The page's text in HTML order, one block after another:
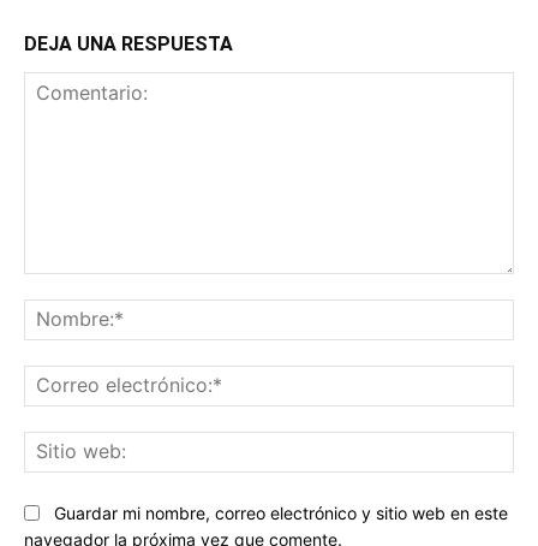
DEJA UNA RESPUESTA
Guardar mi nombre, correo electrónico y sitio web en este
navegador la próxima vez que comente.